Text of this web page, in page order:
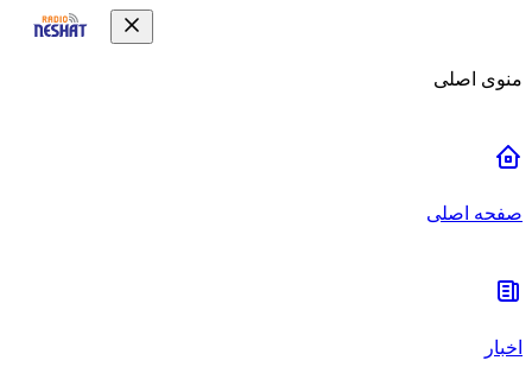
منوی اصلی
صفحه اصلی
اخبار